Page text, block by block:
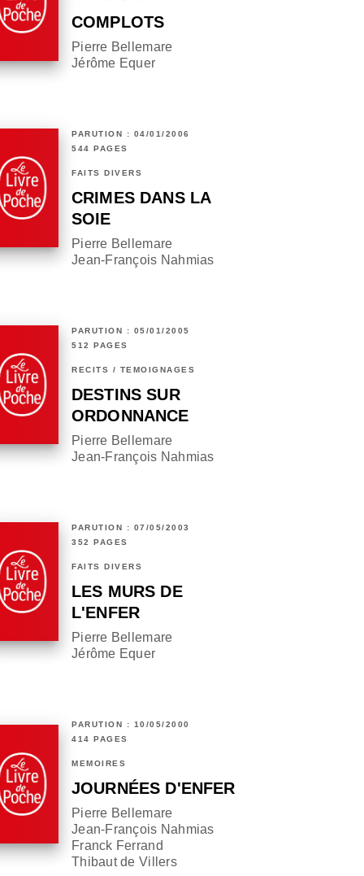
COMPLOTS
Pierre Bellemare
Jérôme Equer
PARUTION : 04/01/2006
544 PAGES
FAITS DIVERS
CRIMES DANS LA
SOIE
Pierre Bellemare
Jean-François Nahmias
PARUTION : 05/01/2005
512 PAGES
RÉCITS / TÉMOIGNAGES
DESTINS SUR
ORDONNANCE
Pierre Bellemare
Jean-François Nahmias
PARUTION : 07/05/2003
352 PAGES
FAITS DIVERS
LES MURS DE
L'ENFER
Pierre Bellemare
Jérôme Equer
PARUTION : 10/05/2000
414 PAGES
MÉMOIRES
JOURNÉES D'ENFER
Pierre Bellemare
Jean-François Nahmias
Franck Ferrand
Thibaut de Villers